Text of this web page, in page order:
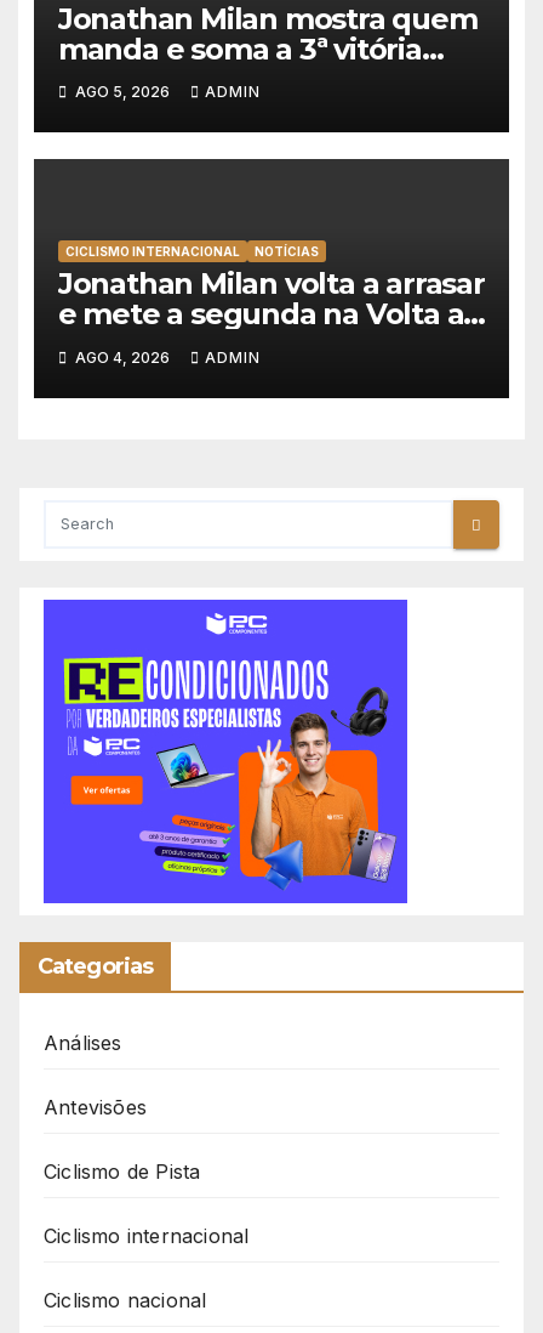
Jonathan Milan mostra quem
manda e soma a 3ª vitória
consecutiva na Volta a
Polónia
AGO 5, 2026 ADMIN
CICLISMO INTERNACIONAL NOTÍCIAS
Jonathan Milan volta a arrasar
e mete a segunda na Volta a
Polónia 2026
AGO 4, 2026 ADMIN
Categorias
Análises
Antevisões
Ciclismo de Pista
Ciclismo internacional
Ciclismo nacional